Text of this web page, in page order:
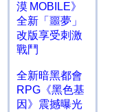
漠 MOBILE》
全新「噩夢」
改版享受刺激
戰鬥
全新暗黑都會
RPG《黑色基
因》震撼曝光